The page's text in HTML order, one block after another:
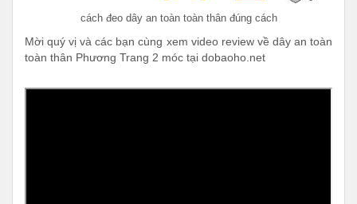
cách đeo dây an toàn toàn thân đúng cách
Mời quý vị và các bạn cùng xem video review về dây an toàn
toàn thân Phương Trang 2 móc tại dobaoho.net